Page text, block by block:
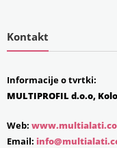
Kontakt
Informacije o tvrtki:
MULTIPROFIL d.o.o,
Web:
Email: